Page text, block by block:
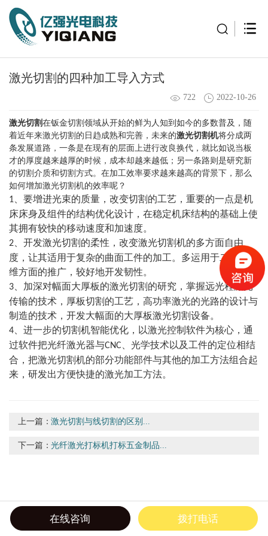
激光切割的四种加工导入方式
722 2022-10-26
激光切割在钣金切割领域从开始的鲜为人知到如今的多数普及，随
着近年来激光切割的日趋成熟和完善，未来的激光切割机将分成两
条发展道路，一条是在现有的层面上进行改良换代，就比如说当板
才的厚度越来越厚的时候，成本却越来越低；另一条路则是研究新
的切割介质和切割方式。在加工效率要求越来越高的背景下，那么
如何增加激光切割机的效率呢？
1 、要增进光束的质量，改变切割的工艺，重要的一点是机
床床身及组件的结构优化设计，在稳定机床结构的基础上使
其拥有较快的移动速度和加速度。
2 、开发激光切割的柔性，改变激光切割机的多方面自由
度，让其适用于复杂的曲面工件的加工。多运用于二维和三
维方面的推广，较好地开发韧性。
3 、加深对幅面大厚板的激光切割的研究，掌握远光程激光
传输的技术，厚板切割的工艺，高功率激光的光路的设计与
制造的技术，开发大幅面的大厚板激光切割设备。
4 、进一步的切割机智能优化，以激光控制软件为核心，通
过软件把光纤激光器与CNC 、光学技术以及工件的定位相结
合，把激光切割机的部分功能部件与其他的加工方法组合起
来，研发出方便快捷的激光加工方法。
上一篇：激光切割与线切割的区别...
下一篇：光纤激光打标机打标五金制品...
首页 联系
在线咨询 拨打电话